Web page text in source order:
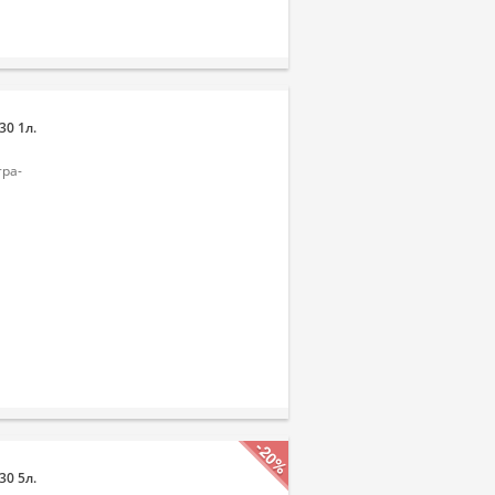
1л.
-20%
5л.